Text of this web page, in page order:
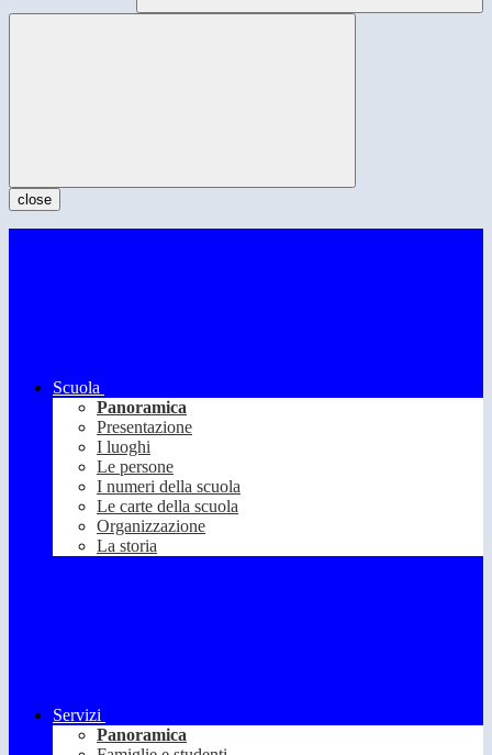
close
Scuola
Panoramica
Presentazione
I luoghi
Le persone
I numeri della scuola
Le carte della scuola
Organizzazione
La storia
Servizi
Panoramica